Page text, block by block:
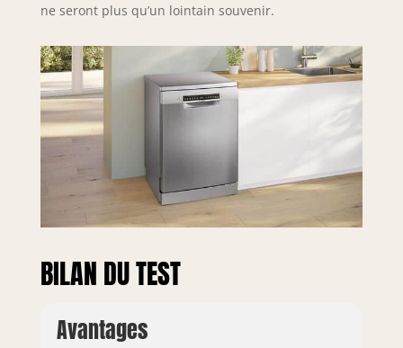
ne seront plus qu’un lointain souvenir.
BILAN DU TEST
Avantages